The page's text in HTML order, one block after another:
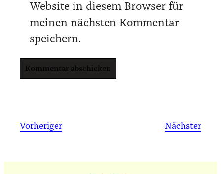
Website in diesem Browser für
meinen nächsten Kommentar
speichern.
Vorheriger Nächster